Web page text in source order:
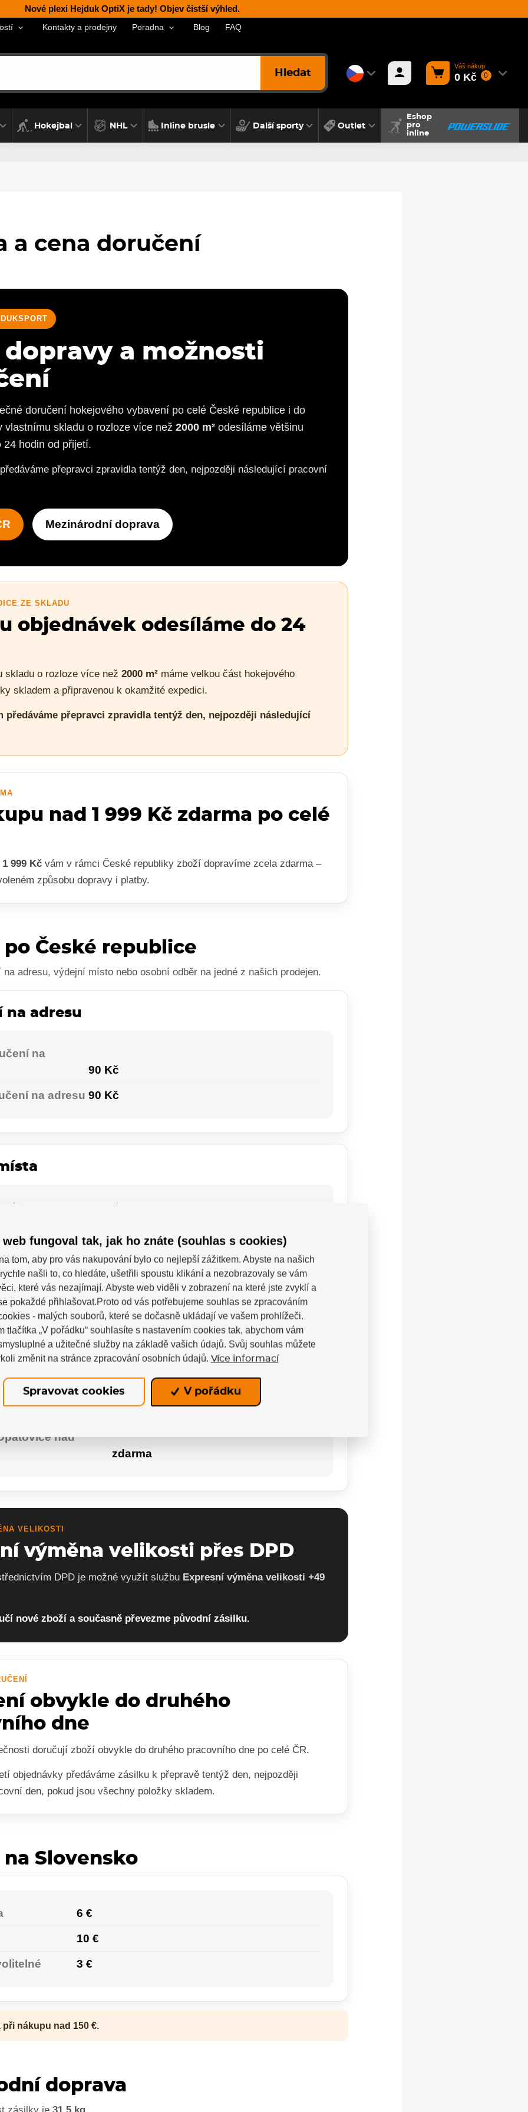
Nové plexi Hejduk OptiX je tady! Objev čistší výhled.
Kontakty a prodejny Poradna Blog FAQ
Hledat
Váš nákup
0 Kč 0
Hokejbal NHL Inline brusle Další sporty Outlet
Eshop
pro
inline
a cena doručení
dopravy a možnosti
doručení hokejového vybavení po celé České republice i do
vlastnímu skladu o rozloze více než2000 m² odesíláme většinu
24 hodin od přijetí.
přepravci zpravidla tentýž den, nejpozději následující pracovní
Mezinárodní doprava
ZE SKLADU
objednávek odesíláme do 24
skladu o rozloze více než2000 m² máme velkou část hokejového
skladem a připravenou k okamžité expedici.
předáváme přepravci zpravidla tentýž den, nejpozději následující
nad 1 999 Kč zdarma po celé
1 999 Kč vám v rámci České republiky zboží dopravíme zcela zdarma –
způsobu dopravy i platby.
po České republice
adresu, výdejní místo nebo osobní odběr na jedné z našich prodejen.
na adresu
na
90 Kč
na adresu 90 Kč
/ Z-Box 65 Kč
místo 79 Kč
– výdejní
99 Kč
Králové zdarma
nad
zdarma
VELIKOSTI
výměna velikosti přes DPD
DPD je možné využít službu Expresní výměna velikosti +49
nové zboží a současně převezme původní zásilku.
obvykle do druhého
dne
doručují zboží obvykle do druhého pracovního dne po celé ČR.
objednávky předáváme zásilku k přepravě tentýž den, nejpozději
den, pokud jsou všechny položky skladem.
na Slovensko
6 €
10 €
3 €
při nákupu nad 150 €.
doprava
web fungoval tak, jak ho znáte (souhlas s cookies)
tom, aby pro vás nakupování bylo co nejlepší zážitkem. Abyste na našich
našli to, co hledáte, ušetřili spoustu klikání a nezobrazovaly se vám
které vás nezajímají. Abyste web viděli v zobrazení na které jste zvyklí a
pokaždé přihlašovat.Proto od vás potřebujeme souhlas se zpracováním
- malých souborů, které se dočasně ukládají ve vašem prohlížeči.
tlačítka „V pořádku“ souhlasíte s nastavením cookies tak, abychom vám
a užitečné služby na základě vašich údajů. Svůj souhlas můžete
změnit na stránce zpracování osobních údajů. Více informací
Spravovat cookies V pořádku